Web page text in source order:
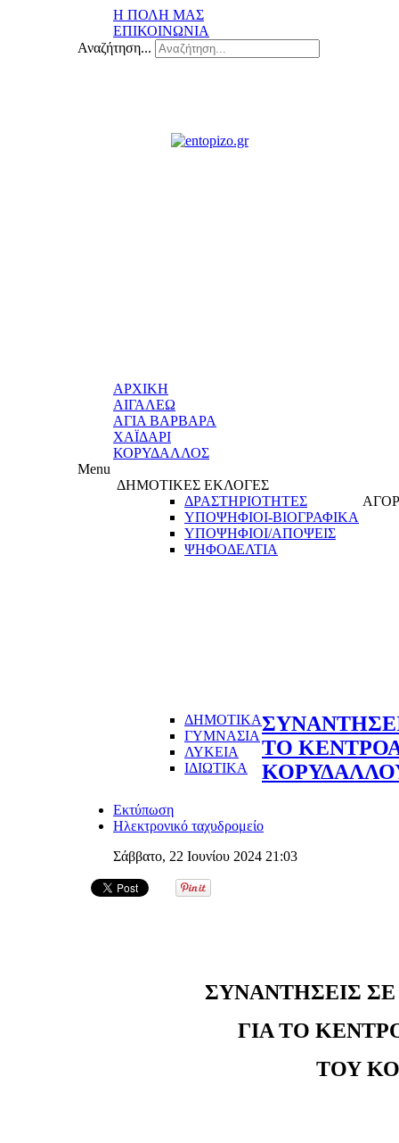
Η ΠΟΛΗ ΜΑΣ
ΕΠΙΚΟΙΝΩΝΙΑ
Αναζήτηση...
ΑΡΧΙΚΗ
ΑΙΓΑΛΕΩ
ΑΓΙΑ ΒΑΡΒΑΡΑ
ΧΑΪΔΑΡΙ
ΚΟΡΥΔΑΛΛΟΣ
Menu
ΔΗΜΟΤΙΚΕΣ ΕΚΛΟΓΕΣ
ΔΡΑΣΤΗΡΙΟΤΗΤΕΣ
ΥΠΟΨΗΦΙΟΙ-ΒΙΟΓΡΑΦΙΚΑ
ΥΠΟΨΗΦΙΟΙ/ΑΠΟΨΕΙΣ
ΨΗΦΟΔΕΛΤΙΑ
ΔΗΜΟΤΙΚΑ
ΓΥΜΝΑΣΙΑ
ΛΥΚΕΙΑ
ΙΔΙΩΤΙΚΑ
ΤΟ
Εκτύπωση
Ηλεκτρονικό ταχυδρομείο
Σάββατο, 22 Ιουνίου 2024 21:03
ΣΥΝΑΝΤΗΣΕΙΣ ΣΕ
ΓΙΑ ΤΟ
ΤΟΥ